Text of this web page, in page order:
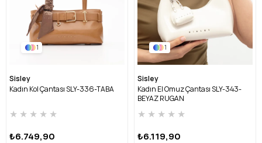
1
Sisley
Kadın Kol Çantası SLY-336-TABA
★ ★ ★ ★ ★
₺6.749,90
1
Sisley
Kadın El Omuz Çantası SLY-343-
BEYAZ RUGAN
★ ★ ★ ★ ★
₺6.119,90